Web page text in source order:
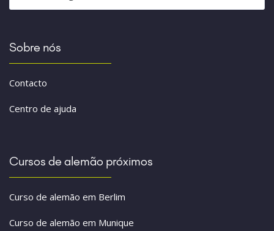
Sobre nós
Contacto
Centro de ajuda
Cursos de alemão próximos
Curso de alemão em Berlim
Curso de alemão em Munique